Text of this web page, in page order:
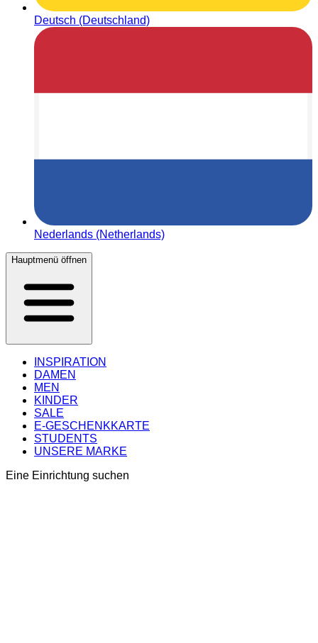
Deutsch (Deutschland)
Nederlands (Netherlands)
Hauptmenü öffnen
INSPIRATION
DAMEN
MEN
KINDER
SALE
E-GESCHENKKARTE
STUDENTS
UNSERE MARKE
Eine Einrichtung suchen